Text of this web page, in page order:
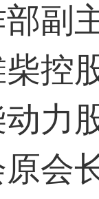
副
控
力
会